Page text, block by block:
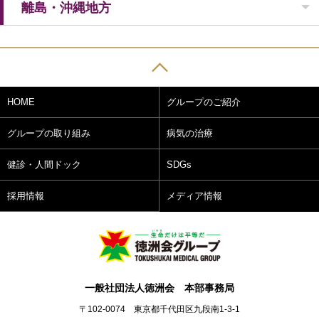
離島・沖縄地方
HOME グループのご紹介
グループの取り組み 病気の治療
健診・人間ドック SDGs
採用情報 メディア情報
一般社団法人徳洲会 本部事務局
〒102-0074 東京都千代田区九段南1-3-1